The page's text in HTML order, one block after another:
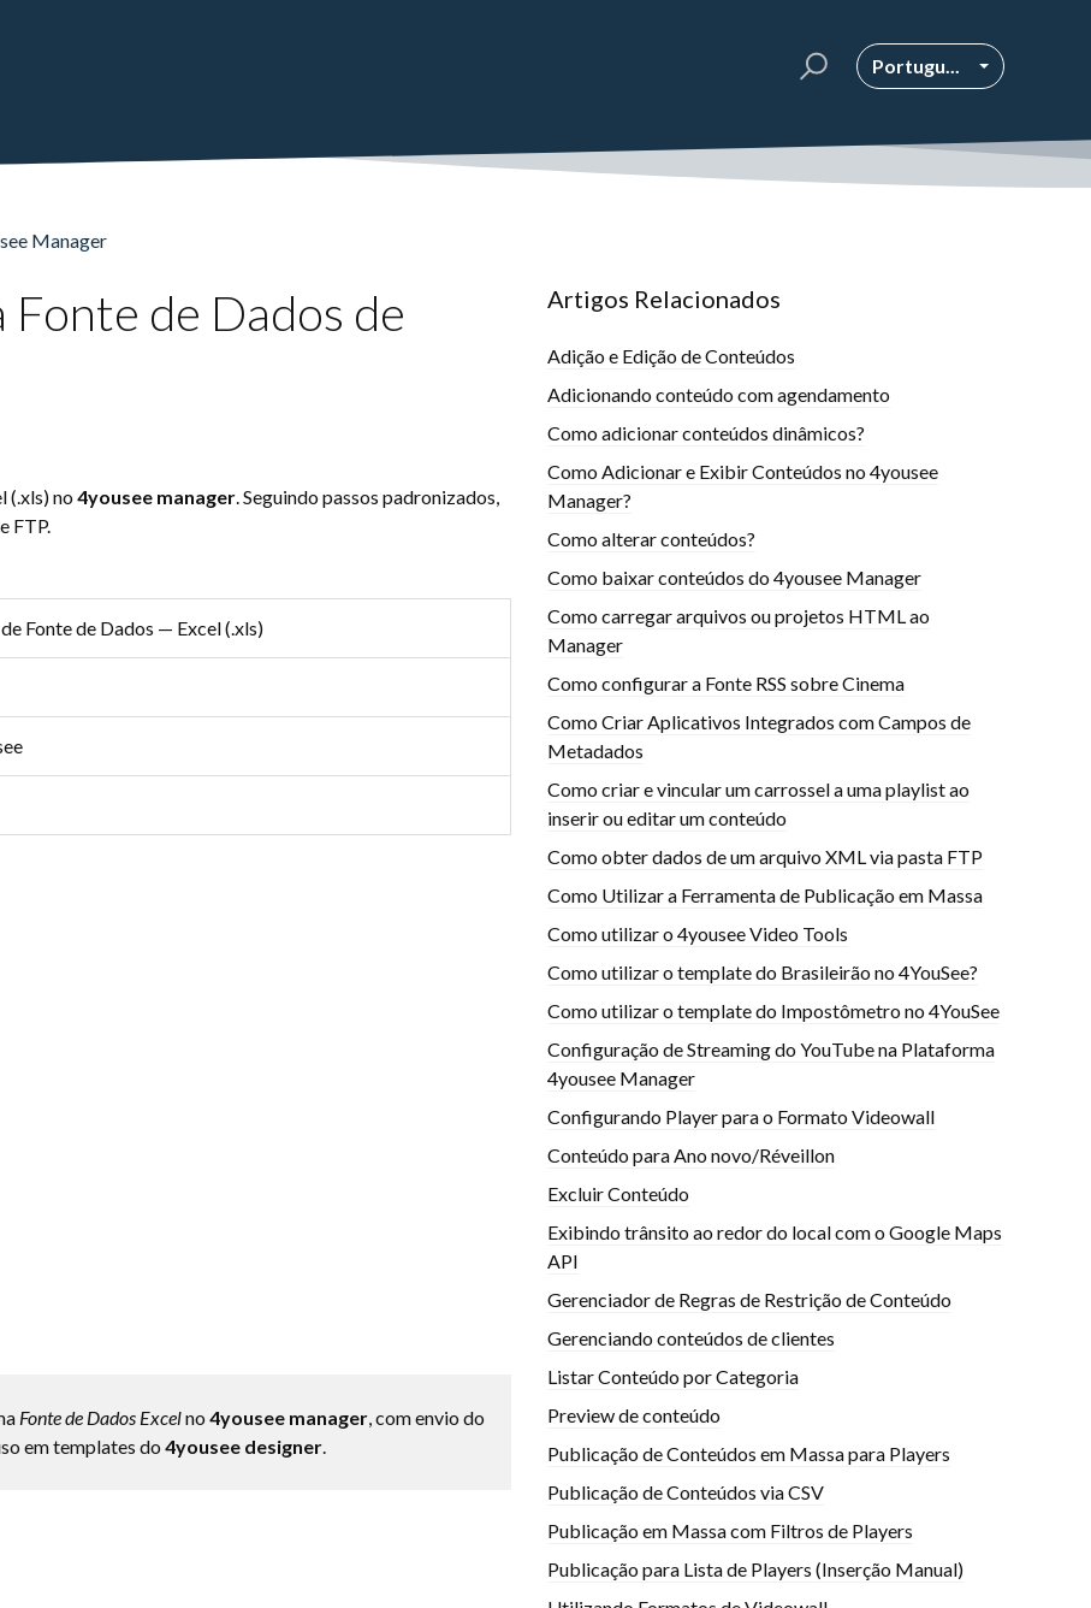
Portugu...
Manager
de Dados de
(.xls) no4yousee manager. Seguindo passos padronizados,
FTP.
Fonte de Dados — Excel (.xls)
Fonte de Dados Excelno 4yousee manager, com envio do
em templates do 4yousee designer.
Artigos Relacionados
Adição e Edição de Conteúdos
Adicionando conteúdo com agendamento
Como adicionar conteúdos dinâmicos?
Como Adicionar e Exibir Conteúdos no 4yousee
Manager?
Como alterar conteúdos?
Como baixar conteúdos do 4yousee Manager
Como carregar arquivos ou projetos HTML ao
Manager
Como configurar a Fonte RSS sobre Cinema
Como Criar Aplicativos Integrados com Campos de
Metadados
Como criar e vincular um carrossel a uma playlist ao
inserir ou editar um conteúdo
Como obter dados de um arquivo XML via pasta FTP
Como Utilizar a Ferramenta de Publicação em Massa
Como utilizar o 4yousee Video Tools
Como utilizar o template do Brasileirão no 4YouSee?
Como utilizar o template do Impostômetro no 4YouSee
Configuração de Streaming do YouTube na Plataforma
4yousee Manager
Configurando Player para o Formato Videowall
Conteúdo para Ano novo/Réveillon
Excluir Conteúdo
Exibindo trânsito ao redor do local com o Google Maps
API
Gerenciador de Regras de Restrição de Conteúdo
Gerenciando conteúdos de clientes
Listar Conteúdo por Categoria
Preview de conteúdo
Publicação de Conteúdos em Massa para Players
Publicação de Conteúdos via CSV
Publicação em Massa com Filtros de Players
Publicação para Lista de Players (Inserção Manual)